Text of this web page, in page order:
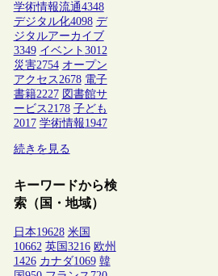
学術情報流通4348
デジタル化4098 デ
ジタルアーカイブ
3349 イベント 3012
災害2754 オープン
アクセス 2678 電子
書籍2227 図書館サ
ービス 2178 子ども
2017 学術情報1947
続きを見る
キーワードから検
索（国・地域）
日本19628 米国
10662 英国 3216 欧州
1426 カナダ1069 韓